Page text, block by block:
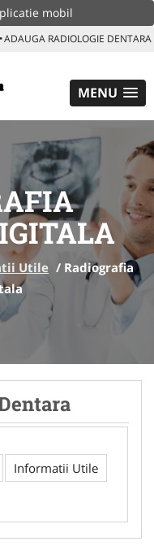
mobil
ADAUGA RADIOLOGIE DENTARA
MENU
Utile / Radiografia
Informatii Utile